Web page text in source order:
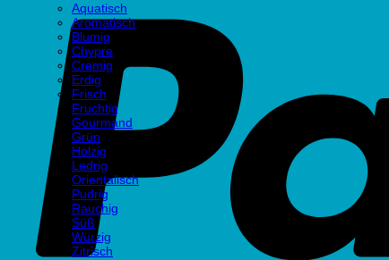
Aquatisch
Aromatisch
Blumig
Chypre
Cremig
Erdig
Frisch
Fruchtig
Gourmand
Grün
Holzig
Ledrig
Orientalisch
Pudrig
Rauchig
Süß
Würzig
Zitrisch